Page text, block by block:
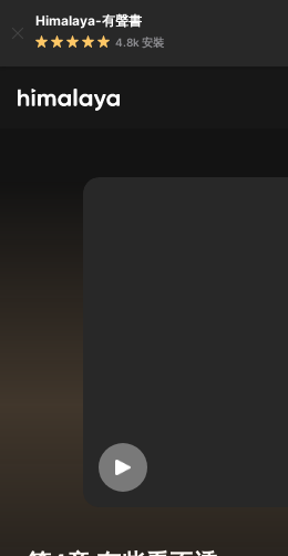
Himalaya-有聲書
4.8k 安裝